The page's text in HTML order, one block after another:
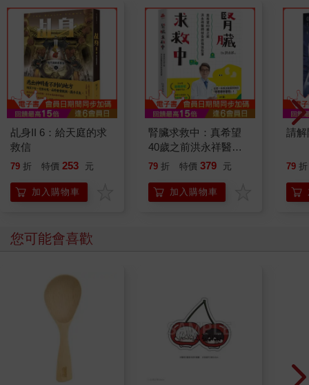
乩身II 6：給天庭的求
救信
79 折 特價 253 元
加入購物車
腎臟求救中：真希望
40歲之前洪永祥醫師
就告訴我這些事
79 折 特價 379 元
加入購物車
請解
79 折
您可能會喜歡